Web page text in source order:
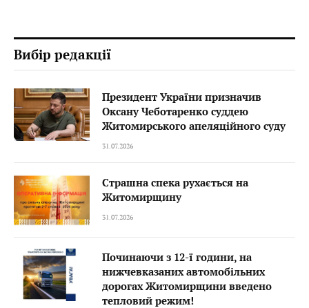
Вибір редакції
Президент України призначив
Оксану Чеботаренко суддею
Житомирського апеляційного суду
31.07.2026
Страшна спека рухається на
Житомирщину
31.07.2026
Починаючи з 12-ї години, на
нижчевказаних автомобільних
дорогах Житомирщини введено
тепловий режим!